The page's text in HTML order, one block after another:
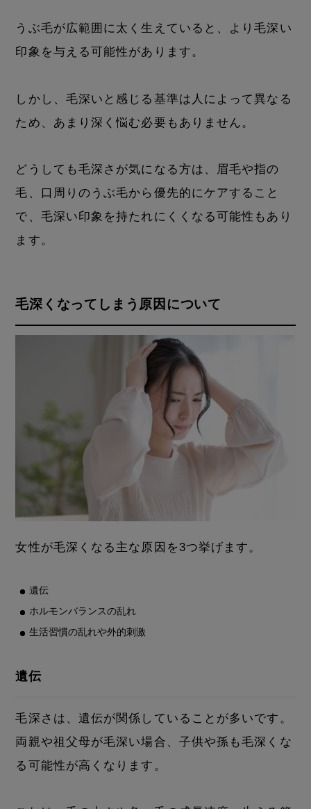
うぶ毛が広範囲に太く生えていると、より毛深い
印象を与える可能性があります。
しかし、毛深いと感じる基準は人によって異なる
ため、あまり深く悩む必要もありません。
どうしても毛深さが気になる方は、眉毛や指の
毛、口周りのうぶ毛から優先的にケアすること
で、毛深い印象を持たれにくくなる可能性もあり
ます。
毛深くなってしまう原因について
女性が毛深くなる主な原因を3つ挙げます。
遺伝
ホルモンバランスの乱れ
生活習慣の乱れや外的刺激
遺伝
毛深さは、遺伝が関係していることが多いです。
両親や祖父母が毛深い場合、子供や孫も毛深くな
る可能性が高くなります。